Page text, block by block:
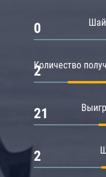
0
Количество
2
21
2